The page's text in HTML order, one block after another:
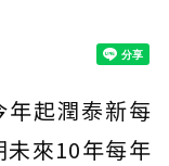
起潤泰新每
來10年每年